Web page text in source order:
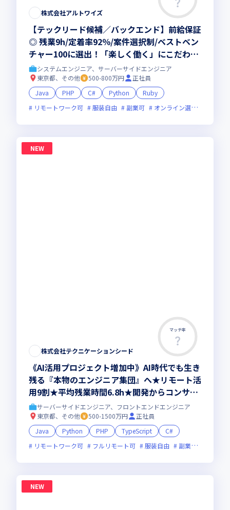
株式会社アルトワイズ
【テックリード候補／バックエンド】前給保証
◎ 残業9h/定着率92％/案件選択制/ベストベン
チャー100に選出！「楽しく働く」にこだわり
抜く会社。仕事も、人生も、本気で楽しめる環
境へ！
システムエンジニア、サーバーサイドエンジニア
東京都、その他
500-800万円
正社員
Java
PHP C# Python
Ruby
リモートワーク可
服装自由 副業可 オンライン選考可
NEW
マッチ率
株式会社テクニケーションシード
《AI活用プロジェクト増加中》AI時代でも生き
残る『本物のエンジニア集団』へ★リモート活
用9割★平均残業時間6.8h★開発からコンサル
領域まで、一気通貫でキャリアを作りたいあな
たにオススメの環境です！
サーバーサイドエンジニア、フロントエンドエンジニア
東京都、その他
500-1500万円
正社員
Java
Python PHP TypeScript
C#
リモートワーク可
フルリモート可 服装自由 副業可
NEW